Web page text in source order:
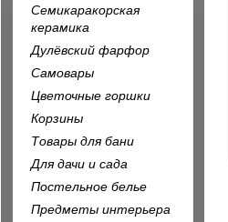
Семикаракорская
керамика
Дулёвский фарфор
Самовары
Цветочные горшки
Корзины
Товары для бани
Для дачи и сада
Постельное белье
Предметы интерьера